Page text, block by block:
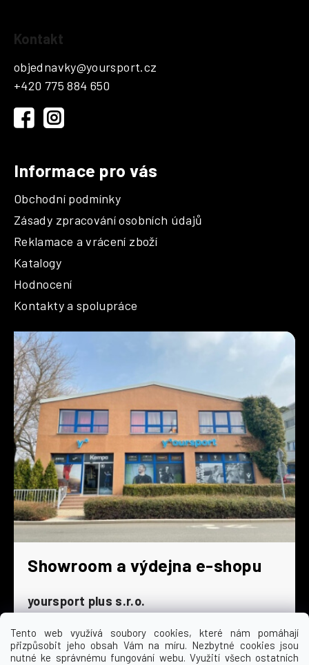
Tento web využívá soubory cookies, které nám pomáhají
přizpůsobit jeho obsah Vám na míru. Nezbytné cookies jsou
nutné ke správnému fungování webu. Využití všech ostatních
Kontakt
objednavky@yoursport.cz
+420 775 884 650
Informace pro vás
Obchodní podmínky
Zásady zpracování osobních údajů
Reklamace a vrácení zboží
Katalogy
Hodnocení
Kontakty a spolupráce
Showroom a výdejna e-shopu
yoursport plus s.r.o.
Dyjská 845/4
196 00 Praha 9 - Čakovice
Po - Čt
9:00 - 16:30